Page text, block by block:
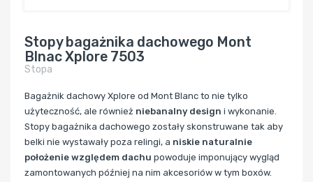
Stopy bagażnika dachowego Mont
Blnac Xplore 7503
Stopa
Bagażnik dachowy Xplore od Mont Blanc to nie tylko
użyteczność, ale również niebanalny design i wykonanie.
Stopy bagażnika dachowego zostały skonstruwane tak aby
belki nie wystawały poza relingi, a niskie naturalnie
położenie względem dachu powoduje imponujący wygląd
zamontowanych później na nim akcesoriów w tym boxów.